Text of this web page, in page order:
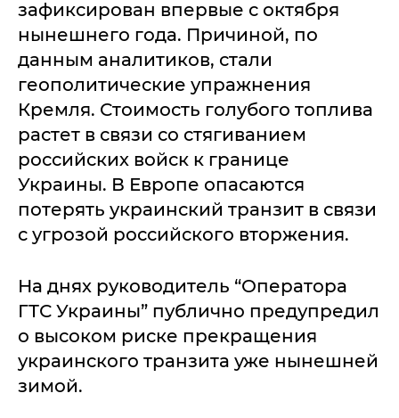
зафиксирован впервые с октября
нынешнего года. Причиной, по
данным аналитиков, стали
геополитические упражнения
Кремля. Стоимость голубого топлива
растет в связи со стягиванием
российских войск к границе
Украины. В Европе опасаются
потерять украинский транзит в связи
с угрозой российского вторжения.
На днях руководитель “Оператора
ГТС Украины” публично предупредил
о высоком риске прекращения
украинского транзита уже нынешней
зимой.